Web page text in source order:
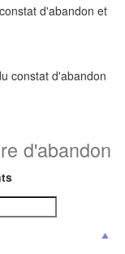
d'abandon et
constat d'abandon
d'abandon